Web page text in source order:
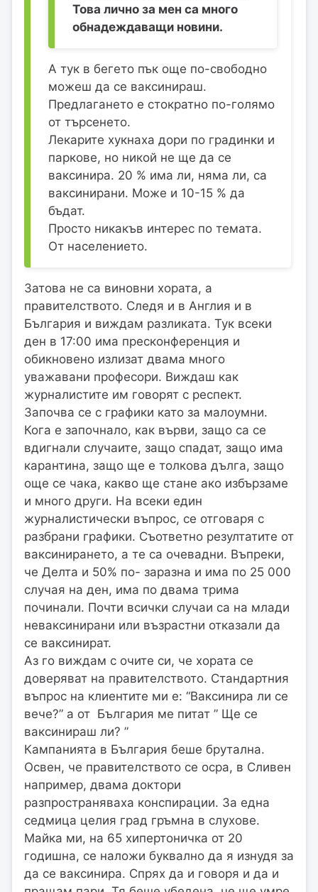
Това лично за мен са много
обнадеждаващи новини.
А тук в бегето пък още по-свободно
можеш да се ваксинираш.
Предлагането е стократно по-голямо
от търсенето.
Лекарите хукнаха дори по градинки и
паркове, но никой не ще да се
ваксинира. 20 % има ли, няма ли, са
ваксинирани. Може и 10-15 % да
бъдат.
Просто никакъв интерес по темата.
От населението.
Затова не са виновни хората, а
правителството. Следя и в Англия и в
България и виждам разликата. Тук всеки
ден в 17:00 има пресконференция и
обикновено излизат двама много
уважавани професори. Виждаш как
журналистите им говорят с респект.
Започва се с графики като за малоумни.
Кога е започнало, как върви, защо са се
вдигнали случаите, защо спадат, защо има
карантина, защо ще е толкова дълга, защо
още се чака, какво ще стане ако избързаме
и много други. На всеки един
журналистически въпрос, се отговаря с
разбрани графики. Съответно резултатите от
ваксинирането, а те са очевадни. Въпреки,
че Делта и 50% по- заразна и има по 25 000
случая на ден, има по двама трима
починали. Почти всички случаи са на млади
неваксинирани или възрастни отказали да
се ваксинират.
Аз го виждам с очите си, че хората се
доверяват на правителството. Стандартния
въпрос на клиентите ми е: “Ваксинира ли се
вече?” а от България ме питат ” Ще се
ваксинираш ли? ”
Кампанията в България беше брутална.
Освен, че правителството се осра, в Сливен
например, двама доктори
разпространяваха конспирации. За една
седмица целия град гръмна в слухове.
Майка ми, на 65 хипертоничка от 20
годишна, се наложи буквално да я изнудя за
да се ваксинира. Спрях да и говоря и да и